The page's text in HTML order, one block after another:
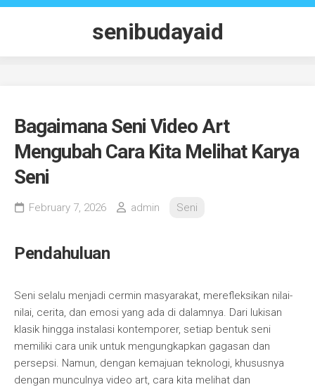
Skip
senibudayaid
Bagaimana Seni Video Art
Mengubah Cara Kita Melihat Karya
Seni
February 7, 2026 admin Seni
Pendahuluan
Seni selalu menjadi cermin masyarakat, merefleksikan nilai-
nilai, cerita, dan emosi yang ada di dalamnya. Dari lukisan
klasik hingga instalasi kontemporer, setiap bentuk seni
memiliki cara unik untuk mengungkapkan gagasan dan
persepsi. Namun, dengan kemajuan teknologi, khususnya
dengan munculnya video art, cara kita melihat dan